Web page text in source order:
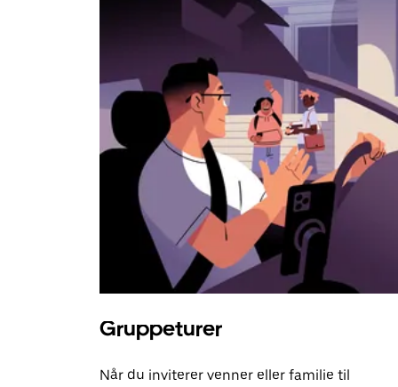
Gruppeturer
Når du inviterer venner eller familie til